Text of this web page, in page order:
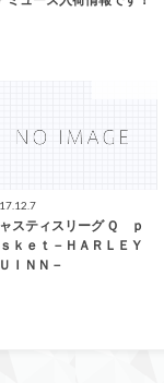
スティスリーグ Ｑ ｐ
ｋｅｔ－ＨＡＲＬＥＹ
ＩＮＮ－